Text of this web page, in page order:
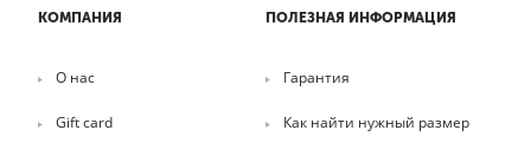
КОМПАНИЯ
О нас
Gift card
ПОЛЕЗНАЯ ИНФОРМАЦИЯ
Гарантия
Как найти нужный размер